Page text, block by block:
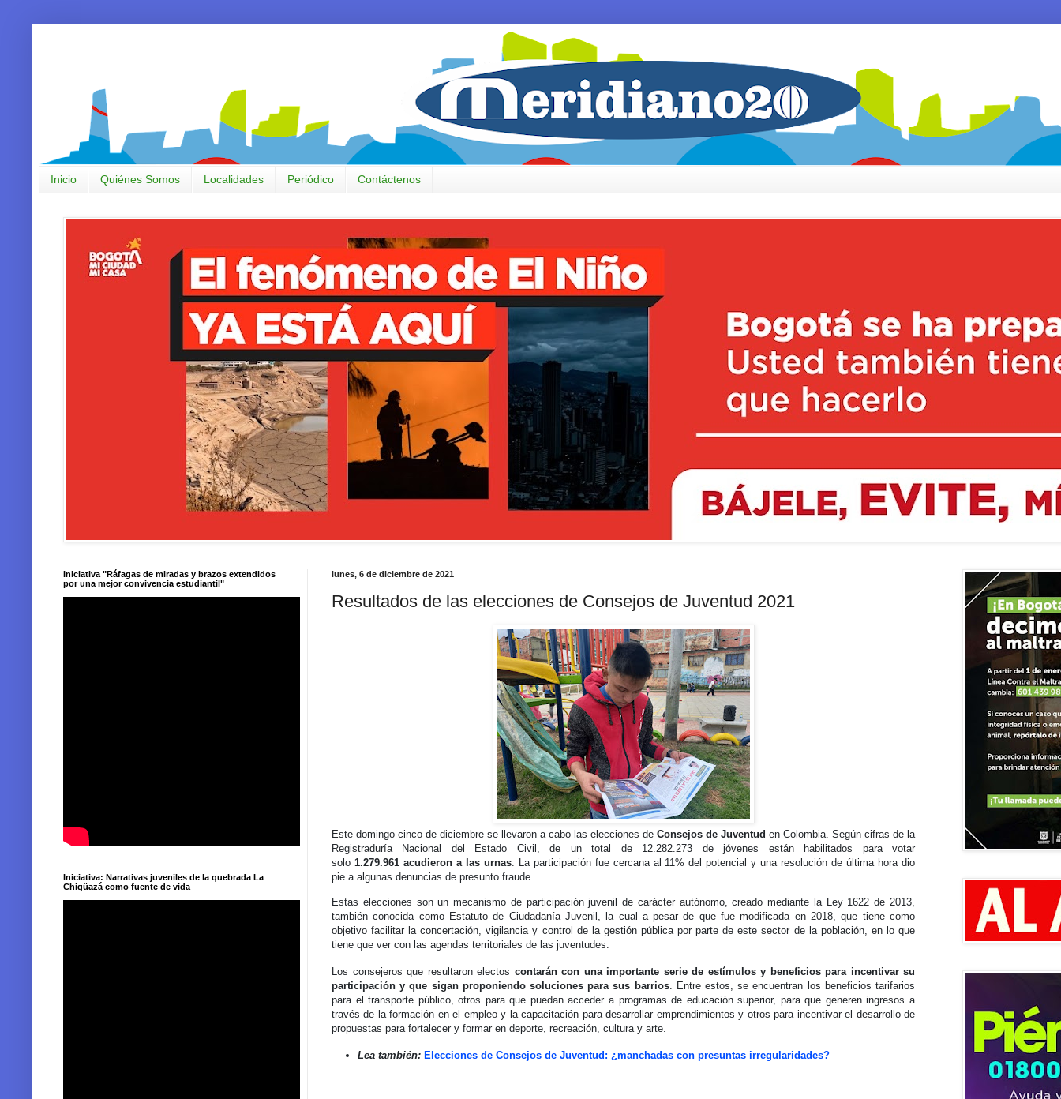
Inicio Quiénes Somos Localidades Periódico Contáctenos
lunes, 6 de diciembre de 2021
Resultados de las elecciones de Consejos de Juventud 2021
Este domingo cinco de diciembre se llevaron a cabo las elecciones de Consejos de Juventud en Colombia. Según cifras de la
Registraduría Nacional del Estado Civil, de un total de 12.282.273 de jóvenes están habilitados para votar
solo 1.279.961 acudieron a las urnas. La participación fue cercana al 11% del potencial y una resolución de última hora dio
pie a algunas denuncias de presunto fraude.
Estas elecciones son un mecanismo de participación juvenil de carácter autónomo, creado mediante la Ley 1622 de 2013,
también conocida como Estatuto de Ciudadanía Juvenil, la cual a pesar de que fue modificada en 2018, que tiene como
objetivo facilitar la concertación, vigilancia y control de la gestión pública por parte de este sector de la población, en lo que
tiene que ver con las agendas territoriales de las juventudes.
Los consejeros que resultaron electos contarán con una importante serie de estímulos y beneficios para incentivar su
participación y que sigan proponiendo soluciones para sus barrios. Entre estos, se encuentran los beneficios tarifarios
para el transporte público, otros para que puedan acceder a programas de educación superior, para que generen ingresos a
través de la formación en el empleo y la capacitación para desarrollar emprendimientos y otros para incentivar el desarrollo de
propuestas para fortalecer y formar en deporte, recreación, cultura y arte.
Lea también: Elecciones de Consejos de Juventud: ¿manchadas con presuntas irregularidades?
Iniciativa "Ráfagas de miradas y brazos extendidos
por una mejor convivencia estudiantil"
Iniciativa: Narrativas juveniles de la quebrada La
Chigüazá como fuente de vida